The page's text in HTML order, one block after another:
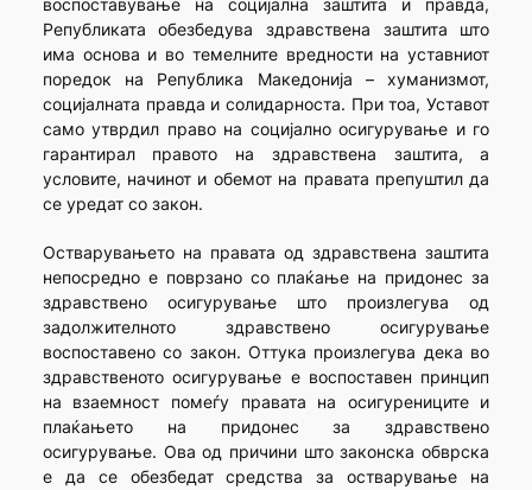
воспоставување на социјална заштита и правда,
Републиката обезбедува здравствена заштита што
има основа и во темелните вредности на уставниот
поредок на Република Македонија – хуманизмот,
социјалната правда и солидарноста. При тоа, Уставот
само утврдил право на социјално осигурување и го
гарантирал правото на здравствена заштита, а
условите, начинот и обемот на правата препуштил да
се уредат со закон.
Остварувањето на правата од здравствена заштита
непосредно е поврзано со плаќање на придонес за
здравствено осигурување што произлегува од
задолжителното здравствено осигурување
воспоставено со закон. Оттука произлегува дека во
здравственото осигурување е воспоставен принцип
на взаемност помеѓу правата на осигурениците и
плаќањето на придонес за здравствено
осигурување. Ова од причини што законска обврска
е да се обезбедат средства за остварување на